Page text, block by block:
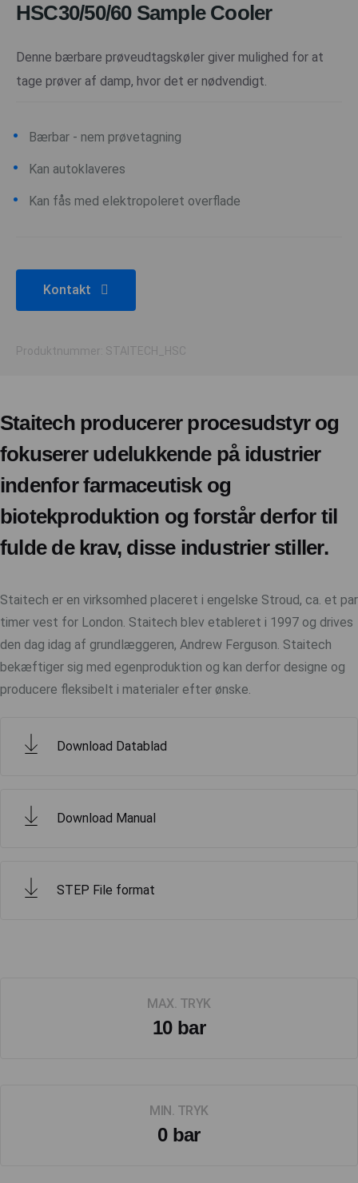
HSC30/50/60 Sample Cooler
Denne bærbare prøveudtagskøler giver mulighed for at
tage prøver af damp, hvor det er nødvendigt.
Bærbar - nem prøvetagning
Kan autoklaveres
Kan fås med elektropoleret overflade
Kontakt
Produktnummer: STAITECH_HSC
Staitech producerer procesudstyr og
fokuserer udelukkende på idustrier
indenfor farmaceutisk og
biotekproduktion og forstår derfor til
fulde de krav, disse industrier stiller.
Staitech er en virksomhed placeret i engelske Stroud, ca. et par
timer vest for London. Staitech blev etableret i 1997 og drives
den dag idag af grundlæggeren, Andrew Ferguson. Staitech
bekæftiger sig med egenproduktion og kan derfor designe og
producere fleksibelt i materialer efter ønske.
Download Datablad
Download Manual
STEP File format
MAX. TRYK
10 bar
MIN. TRYK
0 bar